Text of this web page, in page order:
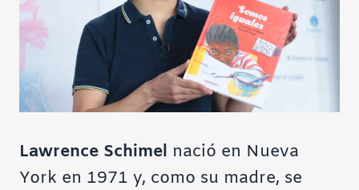
Lawrence Schimel nació en Nueva
York en 1971 y, como su madre, se